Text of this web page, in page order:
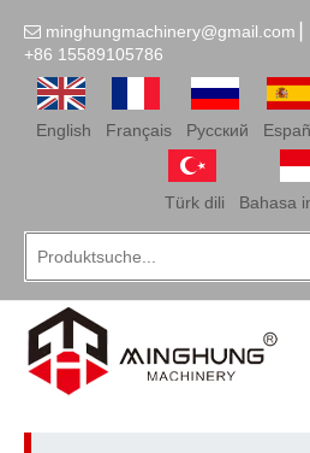
 minghungmachinery@gmail.com
+86 15589105786
English Français Pусский
Türk dili Bahasa